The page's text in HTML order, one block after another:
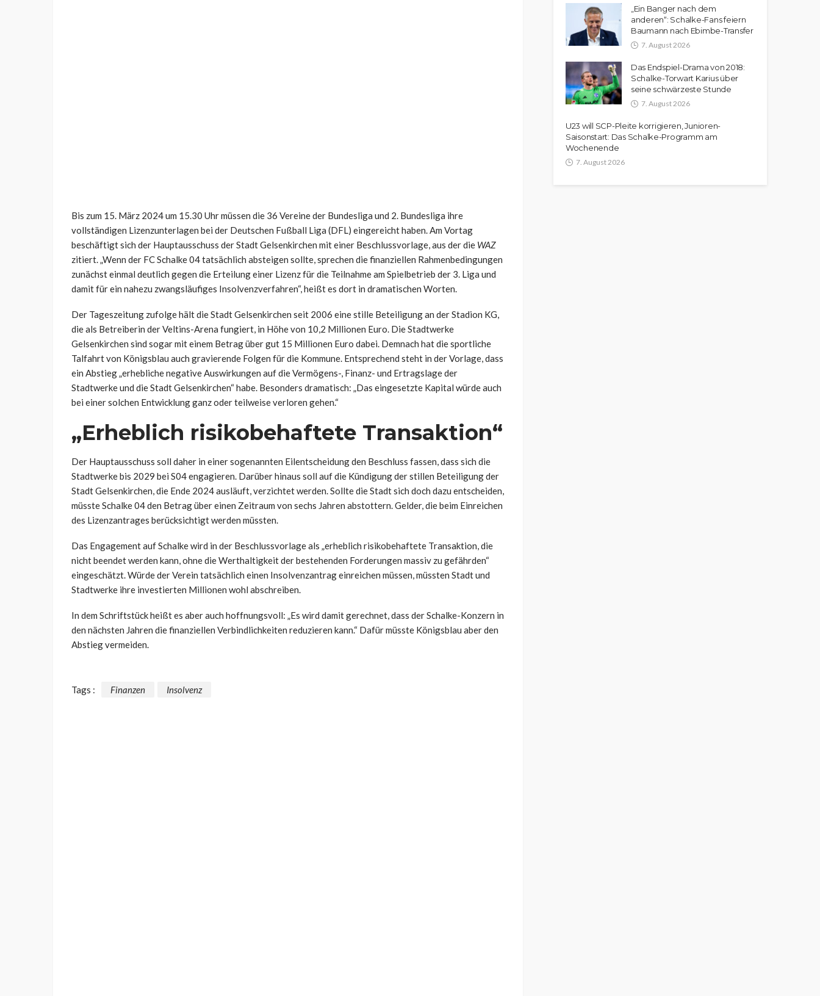
Bis zum 15. März 2024 um 15.30 Uhr müssen die 36 Vereine der Bundesliga und 2. Bundesliga ihre
vollständigen Lizenzunterlagen bei der Deutschen Fußball Liga (DFL) eingereicht haben. Am Vortag
beschäftigt sich der Hauptausschuss der Stadt Gelsenkirchen mit einer Beschlussvorlage, aus der die WAZ
zitiert. „Wenn der FC Schalke 04 tatsächlich absteigen sollte, sprechen die finanziellen Rahmenbedingungen
zunächst einmal deutlich gegen die Erteilung einer Lizenz für die Teilnahme am Spielbetrieb der 3. Liga und
damit für ein nahezu zwangsläufiges Insolvenzverfahren“, heißt es dort in dramatischen Worten.
Der Tageszeitung zufolge hält die Stadt Gelsenkirchen seit 2006 eine stille Beteiligung an der Stadion KG,
die als Betreiberin der Veltins-Arena fungiert, in Höhe von 10,2 Millionen Euro. Die Stadtwerke
Gelsenkirchen sind sogar mit einem Betrag über gut 15 Millionen Euro dabei. Demnach hat die sportliche
Talfahrt von Königsblau auch gravierende Folgen für die Kommune. Entsprechend steht in der Vorlage, dass
ein Abstieg „erhebliche negative Auswirkungen auf die Vermögens-, Finanz- und Ertragslage der
Stadtwerke und die Stadt Gelsenkirchen“ habe. Besonders dramatisch: „Das eingesetzte Kapital würde auch
bei einer solchen Entwicklung ganz oder teilweise verloren gehen.“
„Erheblich risikobehaftete Transaktion“
Der Hauptausschuss soll daher in einer sogenannten Eilentscheidung den Beschluss fassen, dass sich die
Stadtwerke bis 2029 bei S04 engagieren. Darüber hinaus soll auf die Kündigung der stillen Beteiligung der
Stadt Gelsenkirchen, die Ende 2024 ausläuft, verzichtet werden. Sollte die Stadt sich doch dazu entscheiden,
müsste Schalke 04 den Betrag über einen Zeitraum von sechs Jahren abstottern. Gelder, die beim Einreichen
des Lizenzantrages berücksichtigt werden müssten.
Das Engagement auf Schalke wird in der Beschlussvorlage als „erheblich risikobehaftete Transaktion, die
nicht beendet werden kann, ohne die Werthaltigkeit der bestehenden Forderungen massiv zu gefährden“
eingeschätzt. Würde der Verein tatsächlich einen Insolvenzantrag einreichen müssen, müssten Stadt und
Stadtwerke ihre investierten Millionen wohl abschreiben.
In dem Schriftstück heißt es aber auch hoffnungsvoll: „Es wird damit gerechnet, dass der Schalke-Konzern in
den nächsten Jahren die finanziellen Verbindlichkeiten reduzieren kann.“ Dafür müsste Königsblau aber den
Abstieg vermeiden.
Tags : Finanzen Insolvenz
„Ein Banger nach dem
anderen“: Schalke-Fans feiern
Baumann nach Ebimbe-Transfer
7. August 2026
Das Endspiel-Drama von 2018:
Schalke-Torwart Karius über
seine schwärzeste Stunde
7. August 2026
U23 will SCP-Pleite korrigieren, Junioren-
Saisonstart: Das Schalke-Programm am
Wochenende
7. August 2026